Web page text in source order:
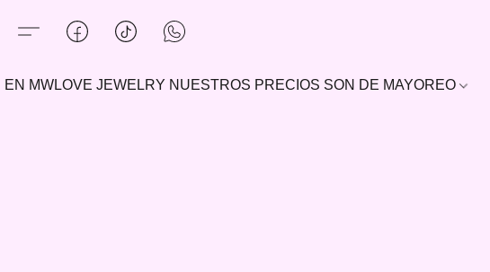
EN MWLOVE JEWELRY NUESTROS PRECIOS SON DE MAYOREO